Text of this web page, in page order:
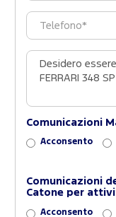
Comunicazioni
Acconsento
Comunicazioni
Catone per
Acconsento